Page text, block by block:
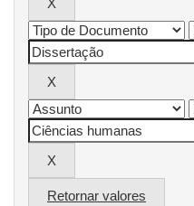
Retornar valores